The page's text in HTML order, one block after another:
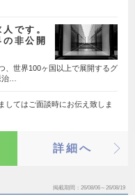
です。
非公開
、世界100ヶ国以上で展開するグ
…
してはご面談時にお伝え致しま
詳細へ
掲載期間 26/08/06～26/08/19